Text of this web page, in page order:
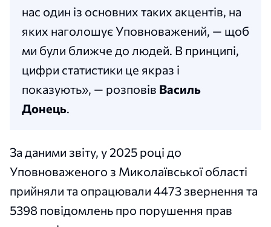
нас один із основних таких акцентів, на
яких наголошує Уповноважений, — щоб
ми були ближче до людей. В принципі,
цифри статистики це якраз і
показують», — розповів Василь
Донець.
За даними звіту, у 2025 році до
Уповноваженого з Миколаївської області
прийняли та опрацювали 4473 звернення та
5398 повідомлень про порушення прав